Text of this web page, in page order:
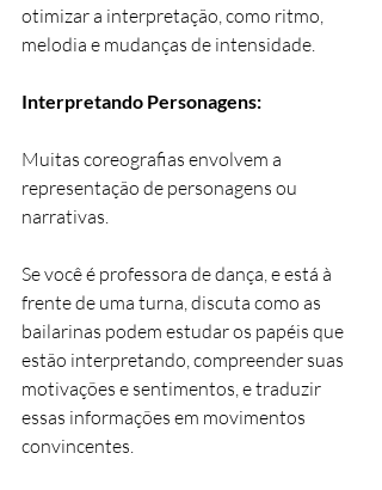
otimizar a interpretação, como ritmo,
melodia e mudanças de intensidade.
Interpretando Personagens:
Muitas coreografias envolvem a
representação de personagens ou
narrativas.
Se você é professora de dança, e está à
frente de uma turna, discuta como as
bailarinas podem estudar os papéis que
estão interpretando, compreender suas
motivações e sentimentos, e traduzir
essas informações em movimentos
convincentes.